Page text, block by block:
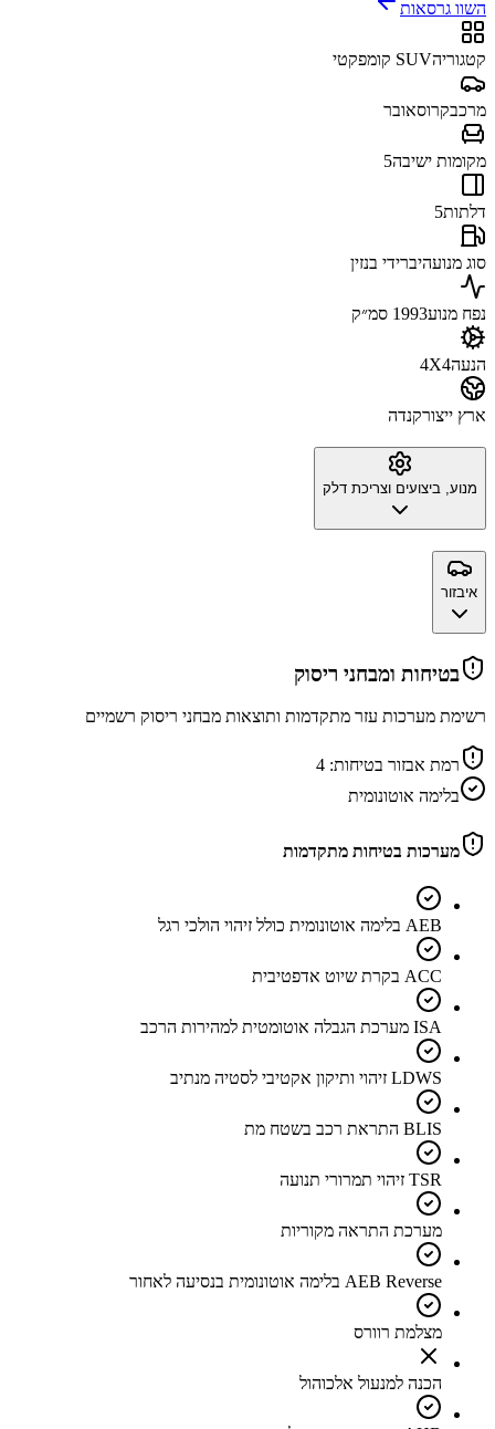
השוו גרסאות
קטגוריהSUV קומפקטי
מרכבקרוסאובר
מקומות ישיבה5
דלתות5
סוג מנועהיברידי בנזין
נפח מנוע1993 סמ״ק
הנעה4X4
ארץ ייצורקנדה
מנוע, ביצועים וצריכת דלק
איבזור
בטיחות ומבחני ריסוק
רשימת מערכות עזר מתקדמות ותוצאות מבחני ריסוק רשמיים
רמת אבזור בטיחות: 4
בלימה אוטונומית
מערכות בטיחות מתקדמות
AEB בלימה אוטונומית כולל זיהוי הולכי רגל
ACC בקרת שיוט אדפטיבית
ISA מערכת הגבלה אוטומטית למהירות הרכב
LDWS זיהוי ותיקון אקטיבי לסטיה מנתיב
BLIS התראת רכב בשטח מת
TSR זיהוי תמרורי תנועה
מערכת התראה מקוריות
AEB Reverse בלימה אוטונומית בנסיעה לאחור
מצלמת רוורס
הכנה למנעול אלכוהול